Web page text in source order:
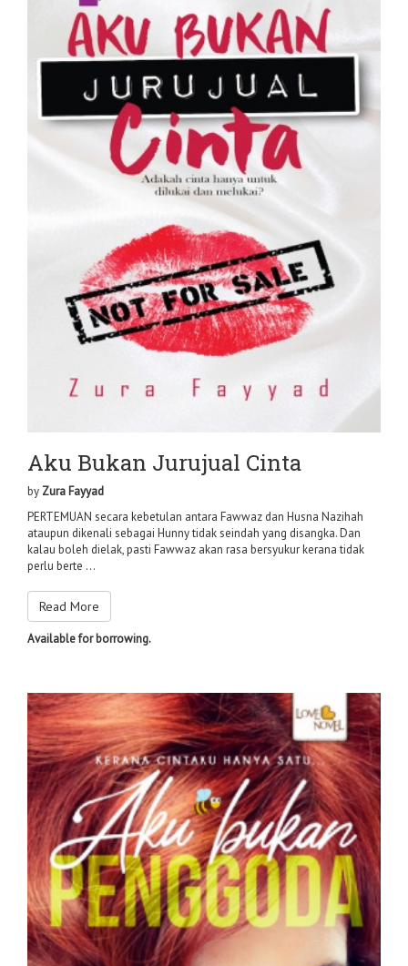
Aku Bukan Jurujual Cinta
by Zura Fayyad
PERTEMUAN secara kebetulan antara Fawwaz dan Husna Nazihah
ataupun dikenali sebagai Hunny tidak seindah yang disangka. Dan
kalau boleh dielak, pasti Fawwaz akan rasa bersyukur kerana tidak
perlu berte ...
Read More
Available for borrowing.